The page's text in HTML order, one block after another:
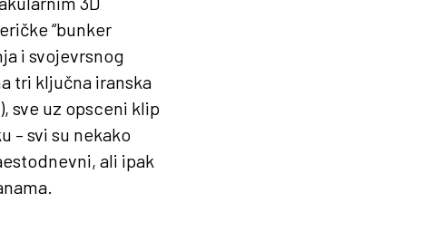
“bunker
i svojevrsnog
tri ključna iranska
sve uz opsceni klip
– svi su nekako
ali ipak